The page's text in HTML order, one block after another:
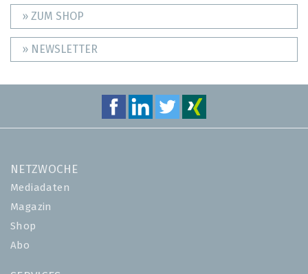
» ZUM SHOP
» NEWSLETTER
NETZWOCHE
Mediadaten
Magazin
Shop
Abo